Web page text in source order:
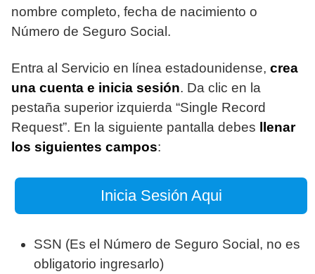
nombre completo, fecha de nacimiento o
Número de Seguro Social.
Entra al Servicio en línea estadounidense, crea
una cuenta e inicia sesión. Da clic en la
pestaña superior izquierda “Single Record
Request”. En la siguiente pantalla debes llenar
los siguientes campos:
Inicia Sesión Aqui
SSN (Es el Número de Seguro Social, no es
obligatorio ingresarlo)